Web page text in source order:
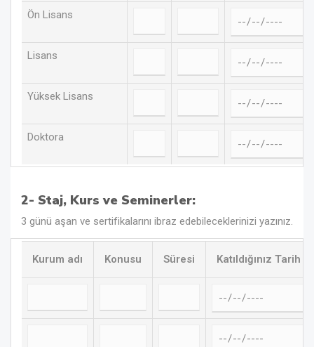
Ön Lisans
Lisans
Yüksek Lisans
Doktora
2- Staj, Kurs ve Seminerler:
3 günü aşan ve sertifikalarını ibraz edebileceklerinizi yazınız.
Kurum adı Konusu Süresi Katıldığınız Tarih